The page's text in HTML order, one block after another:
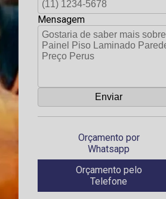
Mensagem
Orçamento por
Whatsapp
Orçamento pelo
Telefone